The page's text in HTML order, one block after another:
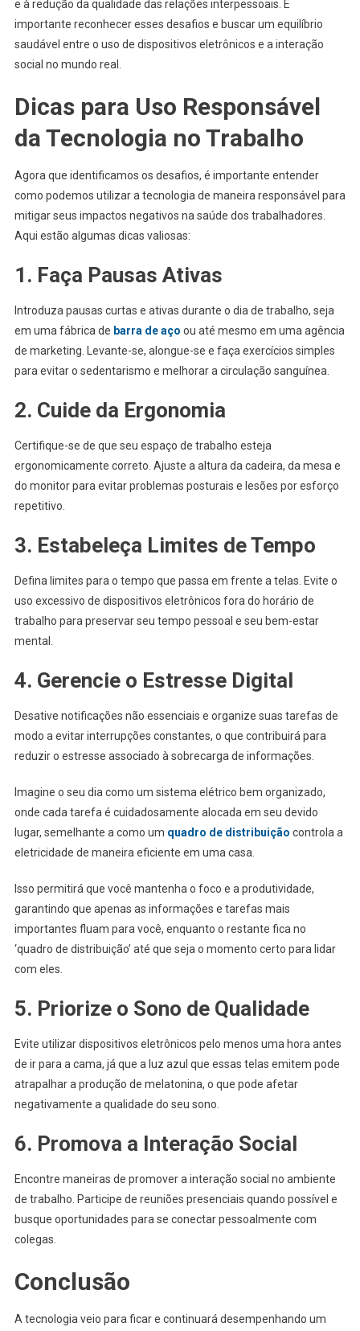
e à redução da qualidade das relações interpessoais. É
importante reconhecer esses desafios e buscar um equilíbrio
saudável entre o uso de dispositivos eletrônicos e a interação
social no mundo real.
Dicas para Uso Responsável
da Tecnologia no Trabalho
Agora que identificamos os desafios, é importante entender
como podemos utilizar a tecnologia de maneira responsável para
mitigar seus impactos negativos na saúde dos trabalhadores.
Aqui estão algumas dicas valiosas:
1. Faça Pausas Ativas
Introduza pausas curtas e ativas durante o dia de trabalho, seja
em uma fábrica de barra de aço ou até mesmo em uma agência
de marketing. Levante-se, alongue-se e faça exercícios simples
para evitar o sedentarismo e melhorar a circulação sanguínea.
2. Cuide da Ergonomia
Certifique-se de que seu espaço de trabalho esteja
ergonomicamente correto. Ajuste a altura da cadeira, da mesa e
do monitor para evitar problemas posturais e lesões por esforço
repetitivo.
3. Estabeleça Limites de Tempo
Defina limites para o tempo que passa em frente a telas. Evite o
uso excessivo de dispositivos eletrônicos fora do horário de
trabalho para preservar seu tempo pessoal e seu bem-estar
mental.
4. Gerencie o Estresse Digital
Desative notificações não essenciais e organize suas tarefas de
modo a evitar interrupções constantes, o que contribuirá para
reduzir o estresse associado à sobrecarga de informações.
Imagine o seu dia como um sistema elétrico bem organizado,
onde cada tarefa é cuidadosamente alocada em seu devido
lugar, semelhante a como um quadro de distribuição controla a
eletricidade de maneira eficiente em uma casa.
Isso permitirá que você mantenha o foco e a produtividade,
garantindo que apenas as informações e tarefas mais
importantes fluam para você, enquanto o restante fica no
‘quadro de distribuição’ até que seja o momento certo para lidar
com eles.
5. Priorize o Sono de Qualidade
Evite utilizar dispositivos eletrônicos pelo menos uma hora antes
de ir para a cama, já que a luz azul que essas telas emitem pode
atrapalhar a produção de melatonina, o que pode afetar
negativamente a qualidade do seu sono.
6. Promova a Interação Social
Encontre maneiras de promover a interação social no ambiente
de trabalho. Participe de reuniões presenciais quando possível e
busque oportunidades para se conectar pessoalmente com
colegas.
Conclusão
A tecnologia veio para ficar e continuará desempenhando um